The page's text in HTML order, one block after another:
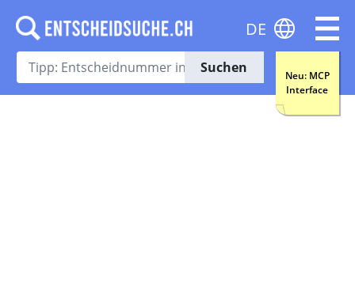
Suchen
Neu: MCP
Interface
DE